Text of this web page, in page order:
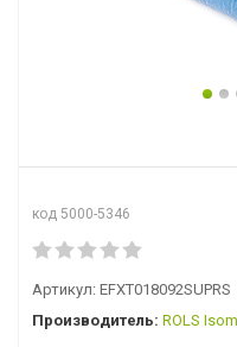
код 5000-5346
Артикул: EFXT018092SUPRS
Производитель: ROLS